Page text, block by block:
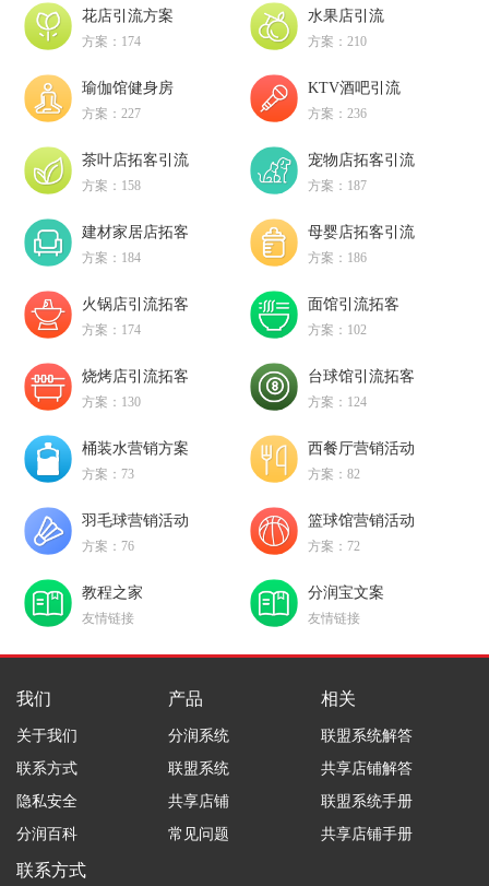
花店引流方案
方案：174
水果店引流
方案：210
瑜伽馆健身房
方案：227
KTV酒吧引流
方案：236
茶叶店拓客引流
方案：158
宠物店拓客引流
方案：187
建材家居店拓客
方案：184
母婴店拓客引流
方案：186
火锅店引流拓客
方案：174
面馆引流拓客
方案：102
烧烤店引流拓客
方案：130
台球馆引流拓客
方案：124
桶装水营销方案
方案：73
西餐厅营销活动
方案：82
羽毛球营销活动
方案：76
篮球馆营销活动
方案：72
教程之家
友情链接
分润宝文案
友情链接
我们
关于我们
联系方式
隐私安全
分润百科
产品
分润系统
联盟系统
共享店铺
常见问题
相关
联盟系统解答
共享店铺解答
联盟系统手册
共享店铺手册
联系方式